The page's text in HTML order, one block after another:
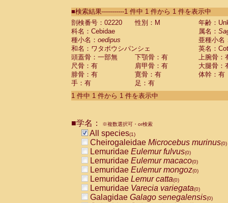
CebidaeSaguinus labiatus(0)
Cebidae Saguinus leucopus (0)
Cebidae
Cebidae
CebidaeSaguinus nigricollis (0)
Cebidae Saguinus oedipus
Cebidae Saguinus weddelli
Cebidae Saguinusspp.
Cebidae Aotus trivirgatus
Cebidae Cebus albifrons
CebidaeCebus nigrivittatus
CebidaeCebus
CebidaeSaimiri boliviensis(0)
CebidaeSaimiri sciureus(0)
AtelidaeAlouatta caraya(0)
AtelidaeAlouatta fusca(0)
AtelidaeAlouatta seniculus
AtelidaeAlouattaspp.(0)
AtelidaeAteles belzebuth(0)
■検索結果-----------1 件中 1 件から 1 件を表示中
剖検番号：02220
性別：M
年齢：
科名：Cebidae
属名：
種小名： oedipus
亜種小名
和名：ワタボウシパンシェ
英名：
頭蓋骨：一部無
下顎骨：有
上腕骨：
尺骨：有
肩甲骨：有
大腿骨：
腓骨：有
寛骨：有
体幹：有
手：有
足：有
1 件中 1 件から 1 件を表示中
■学名： ※複数選択可・or検索
All species(1)
Cheirogaleidae Microcebus murinus(0)
Lemuridae Eulemur fulvus(0)
Lemuridae Eulemur macaco(0)
Lemuridae Eulemur mongoz(0)
Lemuridae Lemur catta(0)
Lemuridae Varecia variegata(0)
Galagidae Galago senegalensis(0)